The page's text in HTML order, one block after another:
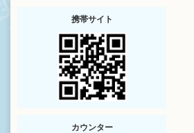
携帯サイト
カウンター